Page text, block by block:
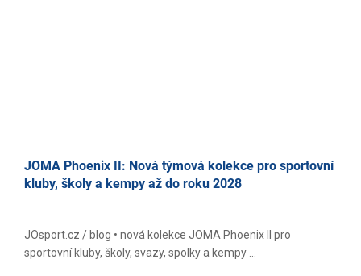
JOMA Phoenix II: Nová týmová kolekce pro sportovní
kluby, školy a kempy až do roku 2028
JOsport.cz / blog • nová kolekce JOMA Phoenix II pro
sportovní kluby, školy, svazy, spolky a kempy ...